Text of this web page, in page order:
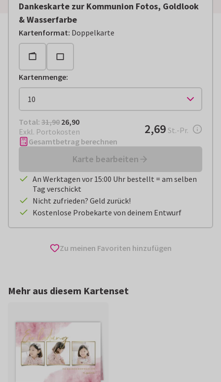
Dankeskarte zur Kommunion Fotos, Goldlook
& Wasserfarbe
Kartenformat: Doppelkarte
Kartenmenge:
Total: € 26,90
Total: 31,90 26,90
Exkl. Portokosten
€ 2,69pro Stück
2,69 St.-Pr.
Gesamtbetrag berechnen
Karte bearbeiten
An Werktagen vor 15:00 Uhr bestellt = am selben
Tag verschickt
Nicht zufrieden? Geld zurück!
Kostenlose Probekarte von deinem Entwurf
Zu meinen Favoriten hinzufügen
Mehr aus diesem Kartenset